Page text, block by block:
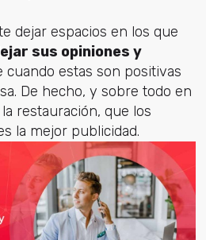
dejar espacios en los que
sus opiniones y
cuando estas son positivas
De hecho, y sobre todo en
restauración, que los
la mejor publicidad.